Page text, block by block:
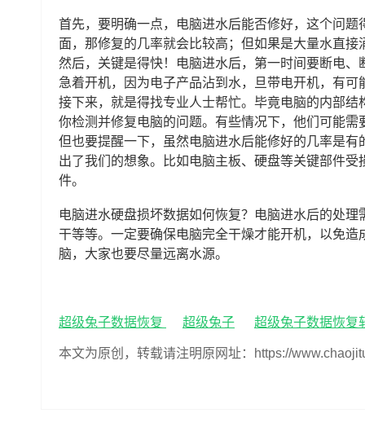
首先，要明确一点，电脑进水后能否修好，这个问
面，那修复的几率就会比较高；但如果是大量水直
然后，关键是得快！电脑进水后，第一时间要断电
急着开机，因为电子产品沾到水，旦带电开机，有
接下来，就是得找专业人士帮忙。毕竟电脑的内部
你检测并修复电脑的问题。有些情况下，他们可能
但也要提醒一下，虽然电脑进水后能修好的几率是
出了我们的想象。比如电脑主板、硬盘等关键部件
件。
电脑进水硬盘损坏数据如何恢复？电脑进水后的处
干等等。一定要确保电脑完全干燥才能开机，以免
脑，大家也要尽量远离水源。
超级兔子数据恢复 超级兔子 超级兔子数据恢复
本文为原创，转载请注明原网址：https://